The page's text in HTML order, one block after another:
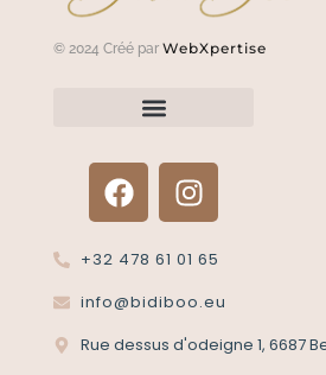
© 2024 Créé par WebXpertise
+32 478 61 01 65
info@bidiboo.eu
Rue dessus d'odeigne 1, 6687